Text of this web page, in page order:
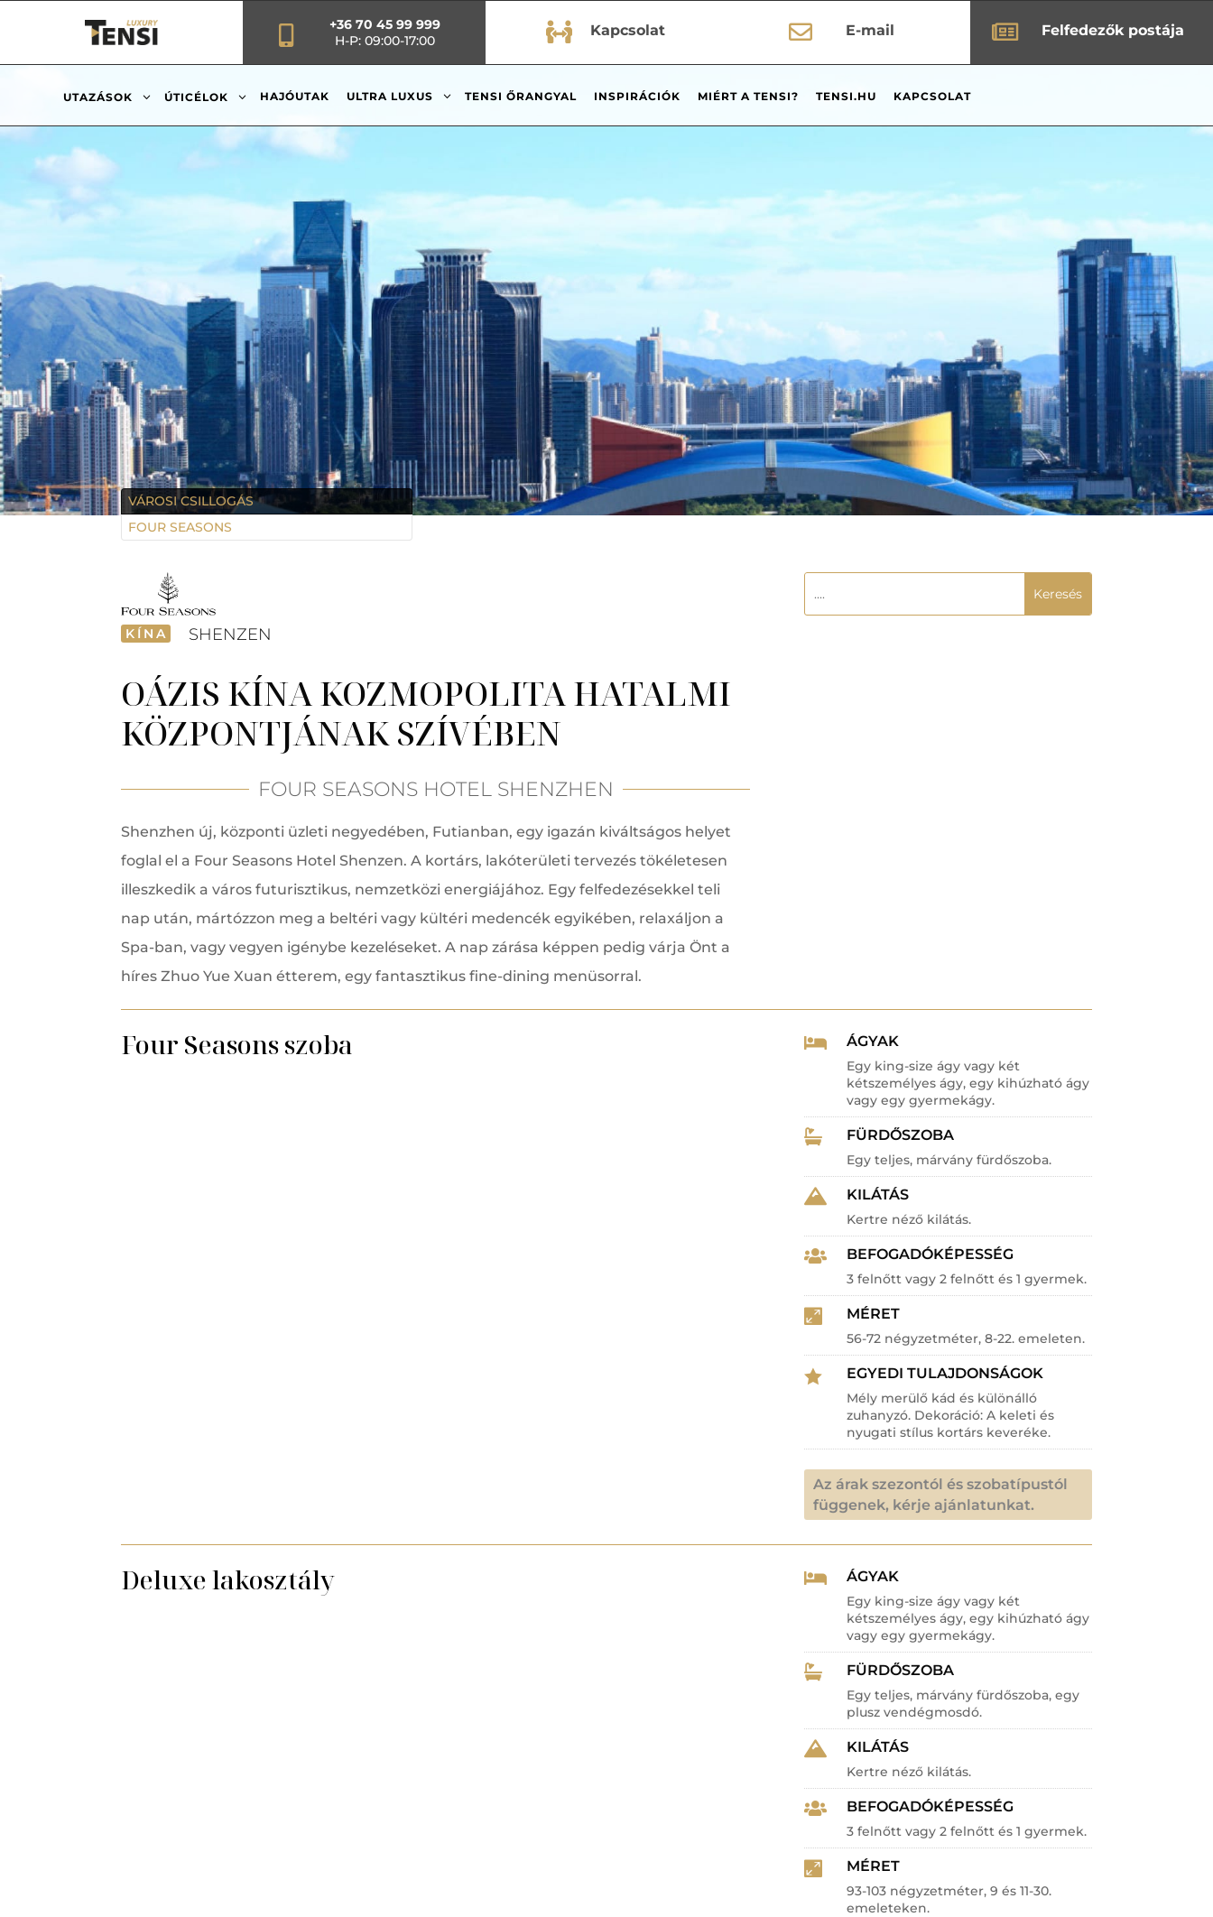
+36 70 45 99 999
H-P: 09:00-17:00
 Kapcsolat  Felfedezők postája
 E-mail
UTAZÁSOK 3 ÚTICÉLOK 3 HAJÓUTAK ULTRA LUXUS 3 TENSI ŐRANGYAL INSPIRÁCIÓK MIÉRT A TENSI? TENSI.HU KAPCSOLAT
VÁROSI CSILLOGÁS
FOUR SEASONS
KÍNA SHENZEN
OÁZIS KÍNA KOZMOPOLITA HATALMI
KÖZPONTJÁNAK SZÍVÉBEN
FOUR SEASONS HOTEL SHENZHEN
Shenzhen új, központi üzleti negyedében, Futianban, egy igazán kiváltságos helyet
foglal el a Four Seasons Hotel Shenzen. A kortárs, lakóterületi tervezés tökéletesen
illeszkedik a város futurisztikus, nemzetközi energiájához. Egy felfedezésekkel teli
nap után, mártózzon meg a beltéri vagy kültéri medencék egyikében, relaxáljon a
Spa-ban, vagy vegyen igénybe kezeléseket. A nap zárása képpen pedig várja Önt a
híres Zhuo Yue Xuan étterem, egy fantasztikus fine-dining menüsorral.
Four Seasons szoba  ÁGYAK
Egy king-size ágy vagy két
kétszemélyes ágy, egy kihúzható ágy
vagy egy gyermekágy.
 FÜRDŐSZOBA
Egy teljes, márvány fürdőszoba.
 KILÁTÁS
Kertre néző kilátás.
 BEFOGADÓKÉPESSÉG
3 felnőtt vagy 2 felnőtt és 1 gyermek.
 MÉRET
56-72 négyzetméter, 8-22. emeleten.
 EGYEDI TULAJDONSÁGOK
Mély merülő kád és különálló
zuhanyzó. Dekoráció: A keleti és
nyugati stílus kortárs keveréke.
Az árak szezontól és szobatípustól
függenek, kérje ajánlatunkat.
Deluxe lakosztály  ÁGYAK
Egy king-size ágy vagy két
kétszemélyes ágy, egy kihúzható ágy
vagy egy gyermekágy.
 FÜRDŐSZOBA
Egy teljes, márvány fürdőszoba, egy
plusz vendégmosdó.
 KILÁTÁS
Kertre néző kilátás.
 BEFOGADÓKÉPESSÉG
3 felnőtt vagy 2 felnőtt és 1 gyermek.
 MÉRET
93-103 négyzetméter, 9 és 11-30.
emeleteken.